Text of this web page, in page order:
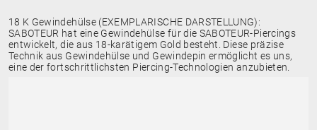
18 K Gewindehülse (EXEMPLARISCHE DARSTELLUNG):
SABOTEUR hat eine Gewindehülse für die SABOTEUR-Piercings
entwickelt, die aus 18-karätigem Gold besteht. Diese präzise
Technik aus Gewindehülse und Gewindepin ermöglicht es uns,
eine der fortschrittlichsten Piercing-Technologien anzubieten.